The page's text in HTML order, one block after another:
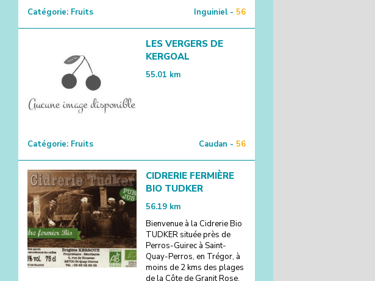
Catégorie: Fruits Inguiniel - 56
LES VERGERS DE
KERGOAL
55.01 km
Catégorie: Fruits Caudan - 56
CIDRERIE FERMIÈRE
BIO TUDKER
56.19 km
Bienvenue à la Cidrerie Bio
TUDKER située près de
Perros-Guirec à Saint-
Quay-Perros, en Trégor, à
moins de 2 kms des plages
de la Côte de Granit Rose.